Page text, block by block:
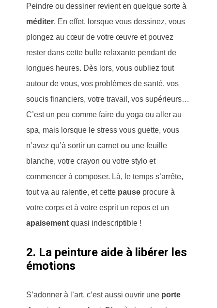
Peindre ou dessiner revient en quelque sorte à
méditer. En effet, lorsque vous dessinez, vous
plongez au cœur de votre œuvre et pouvez
rester dans cette bulle relaxante pendant de
longues heures. Dès lors, vous oubliez tout
autour de vous, vos problèmes de santé, vos
soucis financiers, votre travail, vos supérieurs…
C’est un peu comme faire du yoga ou aller au
spa, mais lorsque le stress vous guette, vous
n’avez qu’à sortir un carnet ou une feuille
blanche, votre crayon ou votre stylo et
commencer à composer. Là, le temps s’arrête,
tout va au ralentie, et cette pause procure à
votre corps et à votre esprit un repos et un
apaisement quasi indescriptible !
2. La peinture aide à libérer les
émotions
S’adonner à l’art, c’est aussi ouvrir une porte